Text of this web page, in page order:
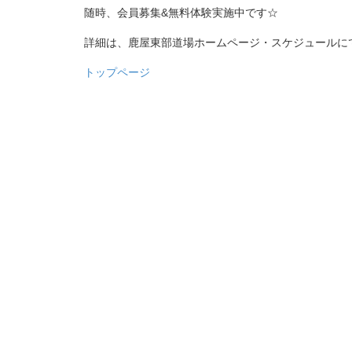
随時、会員募集&無料体験実施中です☆
詳細は、鹿屋東部道場ホームページ・スケジュールに
トップページ